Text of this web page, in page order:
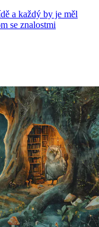
a každý by je měl
se znalostmi